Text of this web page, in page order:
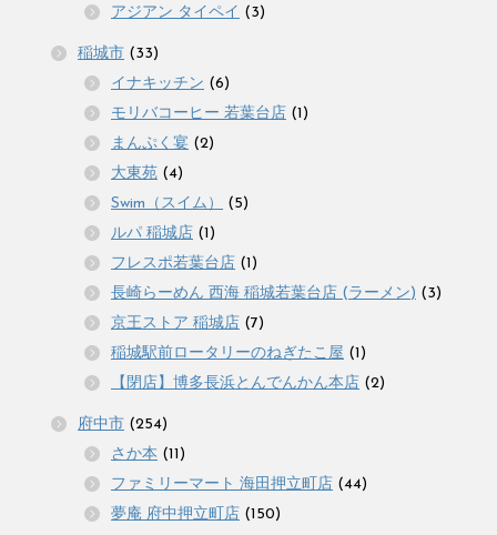
アジアン タイペイ (3)
稲城市 (33)
イナキッチン (6)
モリバコーヒー 若葉台店 (1)
まんぷく宴 (2)
大東苑 (4)
Swim（スイム）
(5)
ルパ 稲城店 (1)
フレスポ若葉台店 (1)
長崎らーめん 西海 稲城若葉台店 (ラーメン) (3)
京王ストア 稲城店 (7)
稲城駅前ロータリーのねぎたこ屋 (1)
【閉店】博多長浜とんでんかん本店 (2)
府中市 (254)
さか本 (11)
ファミリーマート 海田押立町店 (44)
夢庵 府中押立町店 (150)